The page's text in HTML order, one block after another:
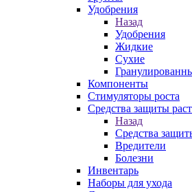
Удобрения
Назад
Удобрения
Жидкие
Сухие
Компоненты
Стимуляторы роста
Средства защиты
Назад
Средства
Вредители
Болезни
Инвентарь
Наборы для ухода